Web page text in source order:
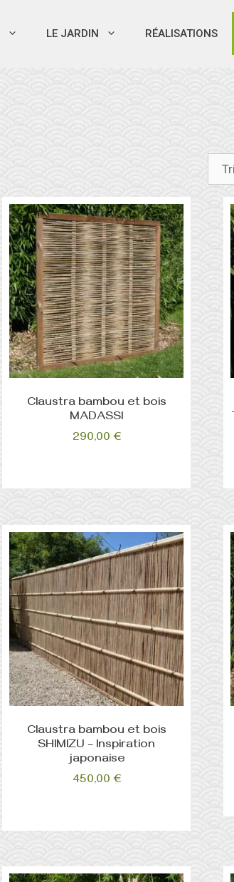
LE JARDIN RÉALISATIONS
Claustra bambou et bois
MADASSI
290,00 €
Claustra bambou et bois
SHIMIZU – Inspiration
japonaise
450,00 €